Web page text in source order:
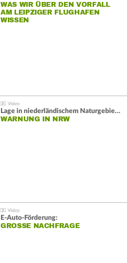
WAS WIR ÜBER DEN VORFALL
AM LEIPZIGER FLUGHAFEN
WISSEN
Lage in niederländischem Naturgebiet stabil
WARNUNG IN NRW
E-Auto-Förderung:
GROSSE NACHFRAGE